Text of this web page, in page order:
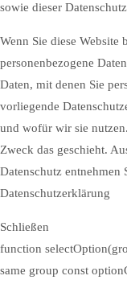
sowie dieser
Wenn Sie diese Website
personenbezogene
Daten, mit denen Sie
vorliegende
und wofür wir sie
Zweck das geschieht.
Datenschutz entnehmen
Datenschutzerklärung
Schließen
function
same group const